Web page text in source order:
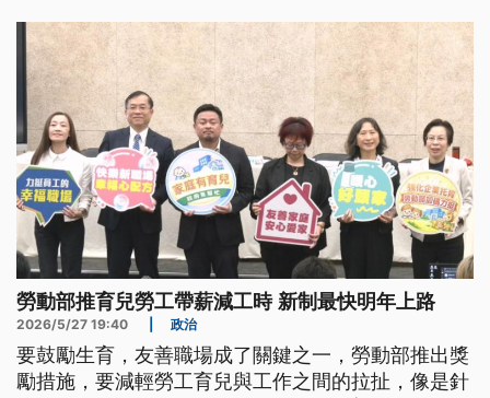
勞動部推育兒勞工帶薪減工時 新制最快明年上路
2026/5/27 19:40 政治
要鼓勵生育，友善職場成了關鍵之一，勞動部推出獎
勵措施，要減輕勞工育兒與工作之間的拉扯，像是針